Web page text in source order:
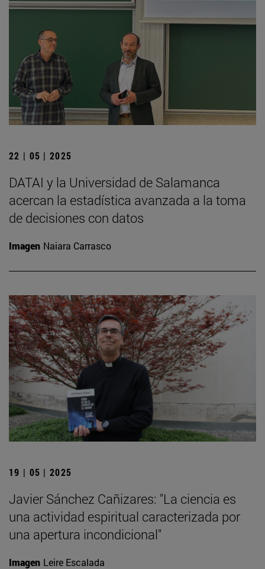
22 | 05 | 2025
DATAI y la Universidad de Salamanca
acercan la estadística avanzada a la toma
de decisiones con datos
Imagen Naiara Carrasco
19 | 05 | 2025
Javier Sánchez Cañizares: "La ciencia es
una actividad espiritual caracterizada por
una apertura incondicional"
Imagen Leire Escalada